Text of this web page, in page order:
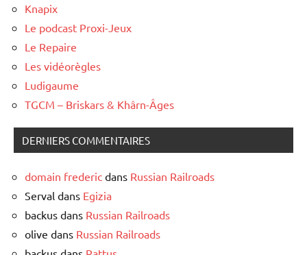
Knapix
Le podcast Proxi-Jeux
Le Repaire
Les vidéorègles
Ludigaume
TGCM – Briskars & Khârn-Âges
DERNIERS COMMENTAIRES
domain frederic dans Russian Railroads
Serval dans Egizia
backus dans Russian Railroads
olive dans Russian Railroads